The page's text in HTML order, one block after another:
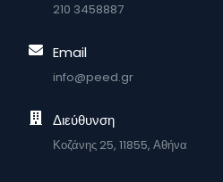
210 3458887
Email
info@peed.gr
Διεύθυνση
Κοζάνης 25, 11855, Αθήνα